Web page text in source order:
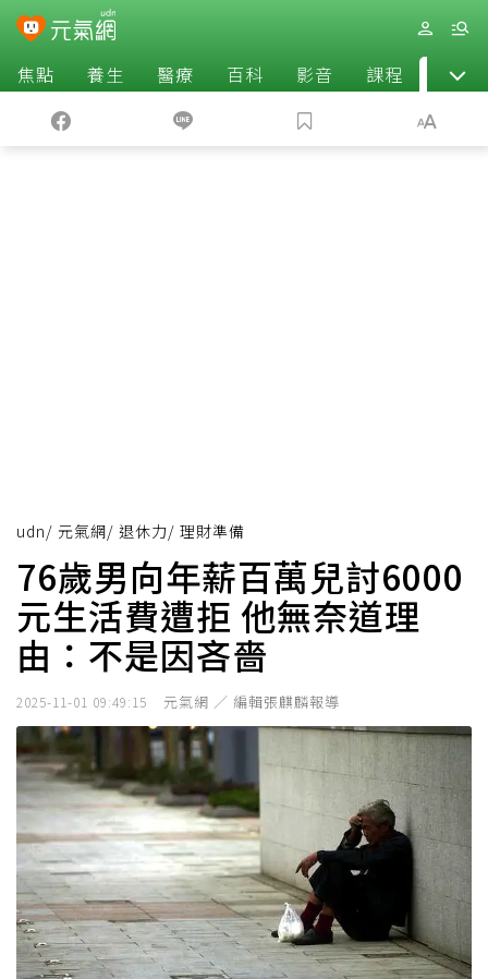
焦點 養生 醫療 百科 影音 課程 退休
udn/ 元氣網/ 退休力/ 理財準備
76歲男向年薪百萬兒討6000
元生活費遭拒 他無奈道理
由：不是因吝嗇
2025-11-01 09:49:15 元氣網 ／ 編輯張麒麟報導